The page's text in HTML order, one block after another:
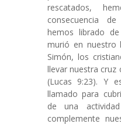
rescatados,
consecuencia
hemos librado
murió en nuestro
Simón, los
llevar nuestra cruz
(Lucas 9:23). Y
llamado para
de una
complemente